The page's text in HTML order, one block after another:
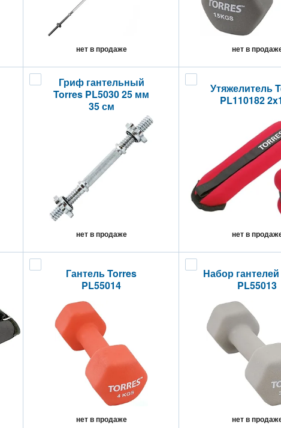
нет в продаже нет в
Гриф гантельный
Torres PL5030 25 мм
35 см
нет в продаже
Утяжелитель
PL110182
нет в
Гантель Torres
PL55014
нет в продаже
Набор
PL55013
нет в